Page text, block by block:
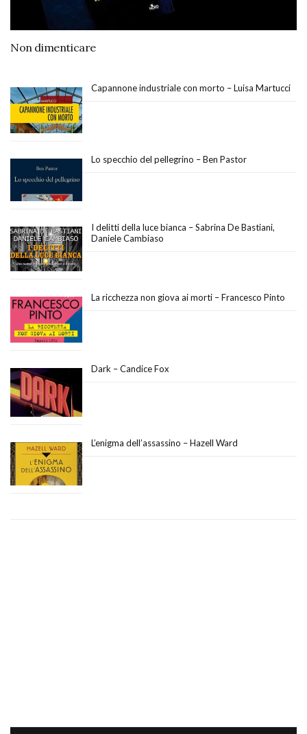
Non dimenticare
Capannone industriale con morto – Luisa Martucci
Lo specchio del pellegrino – Ben Pastor
I delitti della luce bianca – Sabrina De Bastiani,
Daniele Cambiaso
La ricchezza non giova ai morti – Francesco Pinto
Dark – Candice Fox
L’enigma dell’assassino – Hazell Ward